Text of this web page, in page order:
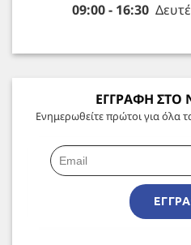
09:00 - 16:30
ΕΓΓΡΑΦΗ ΣΤΟ
Ενημερωθείτε πρώτοι για όλα